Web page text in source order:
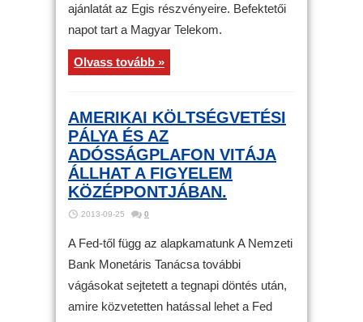
ajánlatát az Egis részvényeire. Befektetői
napot tart a Magyar Telekom.
Olvass tovább »
AMERIKAI KÖLTSÉGVETÉSI
PÁLYA ÉS AZ
ADÓSSÁGPLAFON VITÁJA
ÁLLHAT A FIGYELEM
KÖZÉPPONTJÁBAN.
2013-09-25 0
A Fed-től függ az alapkamatunk A Nemzeti
Bank Monetáris Tanácsa további
vágásokat sejtetett a tegnapi döntés után,
amire közvetetten hatással lehet a Fed